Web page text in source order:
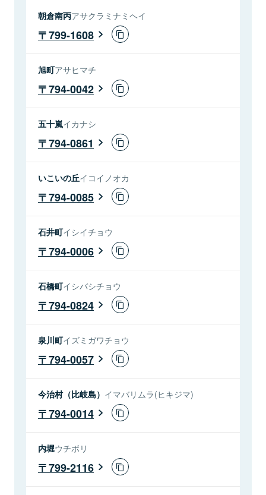
朝倉南丙アサクラミナミヘイ
799-1608
旭町アサヒマチ
794-0042
五十嵐イカナシ
794-0861
いこいの丘イコイノオカ
794-0085
石井町イシイチョウ
794-0006
石橋町イシバシチョウ
794-0824
泉川町イズミガワチョウ
794-0057
今治村（比岐島） イマバリムラ(ヒキジマ)
794-0014
内堀ウチボリ
799-2116